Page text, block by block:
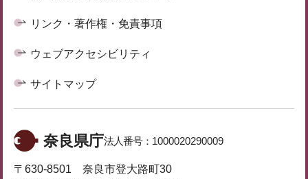
リンク・著作権・免責事項
ウェブアクセシビリティ
サイトマップ
奈良県庁法人番号： 1000020290009
〒630-8501 奈良市登大路町30